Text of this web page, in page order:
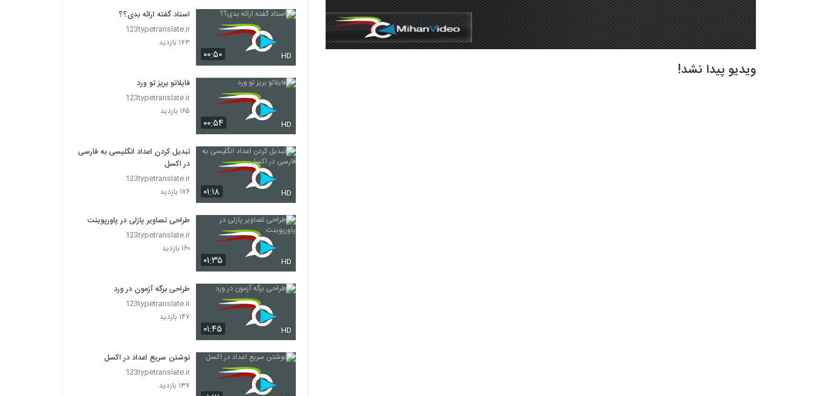
ویدیو پیدا نشد!
۰۰:۵۰ HD
استاد گفته ارائه بدی؟؟
123typetranslate.ir
۱۷۳ بازدید
۰۰:۵۴ HD
فایلاتو بریز تو ورد
123typetranslate.ir
۱۶۵ بازدید
۰۱:۱۸ HD
تبدیل کردن اعداد انگلیسی به فارسی
در اکسل
123typetranslate.ir
۱۷۶ بازدید
۰۱:۳۵ HD
طراحی تصاویر پازلی در پاورپوینت
123typetranslate.ir
۱۶۰ بازدید
۰۱:۴۵ HD
طراحی برگه آزمون در ورد
123typetranslate.ir
۱۴۷ بازدید
نوشتن سریع اعداد در اکسل
123typetranslate.ir
۱۳۷ بازدید